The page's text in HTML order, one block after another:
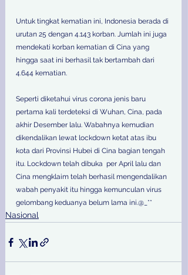
Untuk tingkat kematian ini, Indonesia berada di
urutan 25 dengan 4.143 korban. Jumlah ini juga
mendekati korban kematian di Cina yang
hingga saat ini berhasil tak bertambah dari
4.644 kematian.
Seperti diketahui virus corona jenis baru
pertama kali terdeteksi di Wuhan, Cina, pada
akhir Desember lalu. Wabahnya kemudian
dikendalikan lewat lockdown ketat atas ibu
kota dari Provinsi Hubei di Cina bagian tengah
itu. Lockdown telah dibuka  per April lalu dan
Cina mengklaim telah berhasil mengendalikan
wabah penyakit itu hingga kemunculan virus
gelombang keduanya belum lama ini.@_**
Nasional